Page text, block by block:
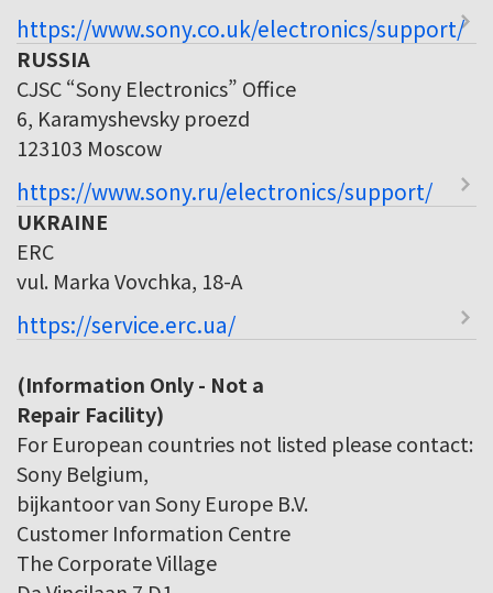
https://www.sony.co.uk/electronics/support/
RUSSIA
CJSC “Sony Electronics” Office
6, Karamyshevsky proezd
123103 Moscow
https://www.sony.ru/electronics/support/
UKRAINE
ERC
vul. Marka Vovchka, 18-A
https://service.erc.ua/
(Information Only - Not a
Repair Facility)
For European countries not listed please contact:
Sony Belgium,
bijkantoor van Sony Europe B.V.
Customer Information Centre
The Corporate Village